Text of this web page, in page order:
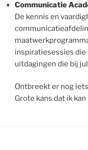
Communicatie
De kennis en
inspiratiesessies
uitdagingen die bij
Ontbreekt er nog
Grote kans dat ik